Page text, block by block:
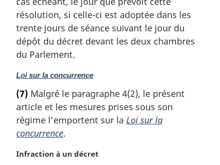
:g
i
n
a
e
:
résolution, si celle-ci est adoptée dans les
trente jours de séance suivant le jour du
dépôt du décret devant les deux chambres
du Parlement.
N
t
e
m
r
g
Loi sur la concurrence
(7) Malgré le paragraphe 4(2), le présent
article et les mesures prises sous son
régime l’emportent sur la Loi sur la
concurrence.
N
Infraction à un décret